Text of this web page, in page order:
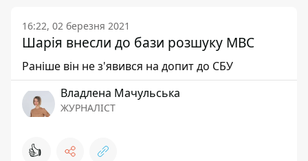
16:22, 02 березня 2021
Шарія внесли до бази розшуку МВС
Раніше він не з'явився на допит до СБУ
Владлена Мачульська
ЖУРНАЛІСТ
👍